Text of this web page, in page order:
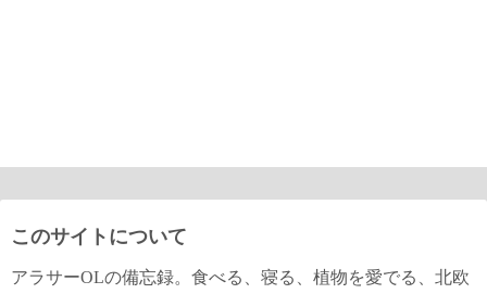
このサイトについて
アラサーOLの備忘録。食べる、寝る、植物を愛でる、北欧